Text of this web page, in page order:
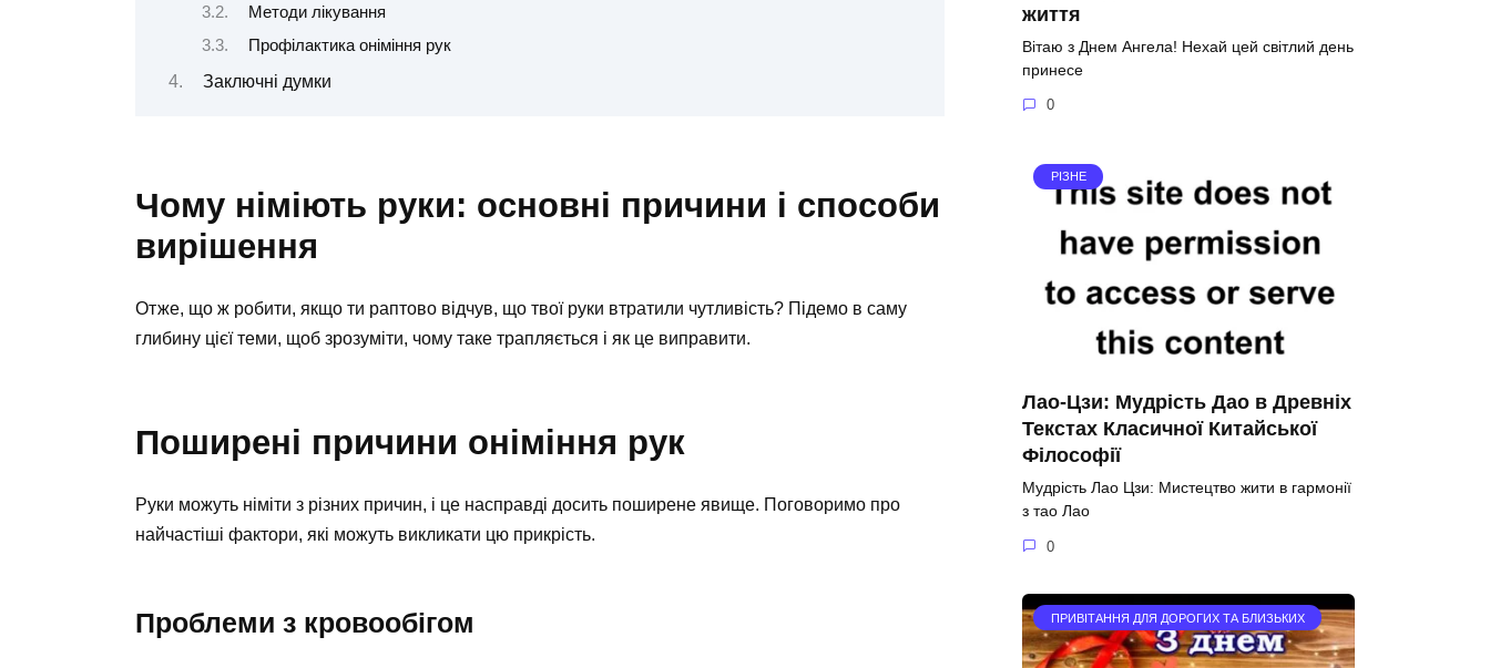
Методи лікування
Профілактика оніміння рук
Заключні думки
Чому німіють руки: основні причини і способи
вирішення
Отже, що ж робити, якщо ти раптово відчув, що твої руки втратили чутливість? Підемо в саму
глибину цієї теми, щоб зрозуміти, чому таке трапляється і як це виправити.
Поширені причини оніміння рук
Руки можуть німіти з різних причин, і це насправді досить поширене явище. Поговоримо про
найчастіші фактори, які можуть викликати цю прикрість.
Проблеми з кровообігом
життя
Вітаю з Днем Ангела! Нехай цей світлий день
принесе
0
РІЗНЕ
Лао-Цзи: Мудрість Дао в Древніх
Текстах Класичної Китайської
Філософії
Мудрість Лао Цзи: Мистецтво жити в гармонії
з тао Лао
0
ПРИВІТАННЯ ДЛЯ ДОРОГИХ ТА БЛИЗЬКИХ